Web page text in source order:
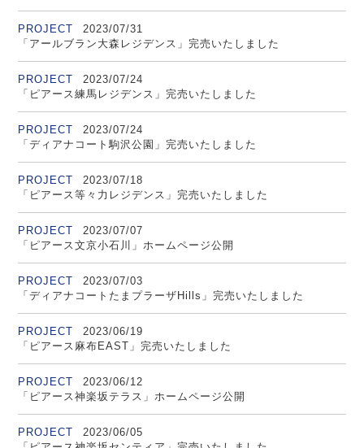
PROJECT
2023/07/31
「アールブラン大森レジデンス」完売いたしました
PROJECT
2023/07/24
「ピアース練馬レジデンス」完売いたしました
PROJECT
2023/07/24
「ディアナコート駒沢公園」完売いたしました
PROJECT
2023/07/18
「ピアース等々力レジデンス」完売いたしました
PROJECT
2023/07/07
「ピアース文京小石川」ホームページ公開
PROJECT
2023/07/03
「ディアナコートたまプラーザHills」完売いたしました
PROJECT
2023/06/19
「ピアース麻布EAST」完売いたしました
PROJECT
2023/06/12
「ピアース神楽坂テラス」ホームページ公開
PROJECT
2023/06/05